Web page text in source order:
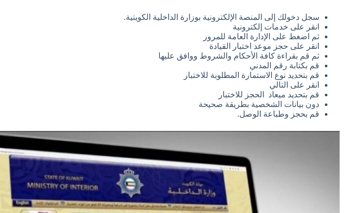
سجل دخولك إلى المنصة الإلكترونية بوزارة الداخلية الكويتية.
انقر على خدمات إلكترونية
ثم اضغط على الإدارة العامة للمرور
انقر على حجز موعد اختبار القيادة
ثم قم بقراءة كافة الأحكام والشروط ووافق عليها
قم بكتابة رقم المدني
قم بتحديد نوع الاستمارة المطلوبة للاختبار
انقر على التالي
قم بتحديد ميعاد الحجز للاختبار
دون بيانات الشخصية بطريقة صحيحة
قم بحجز وطباعة الوصل.